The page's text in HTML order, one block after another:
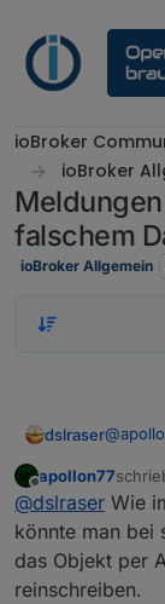
ioBroker
ioBroker
falschem
ioBroker Allgemein
dslraser@
@
neu
(die
ggf
Wären
Dann
Offline
apollon77
@dslraser Wie
könnte man bei
das Objekt per
reinschreiben.